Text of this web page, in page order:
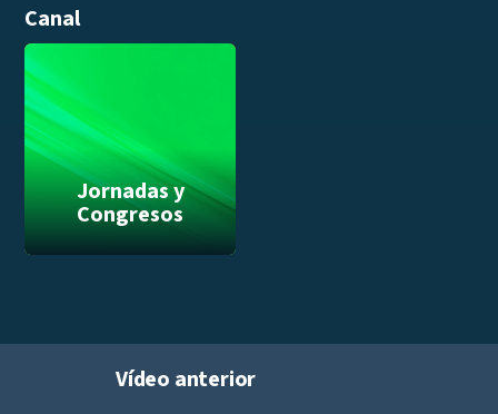
Canal
Jornadas y
Congresos
Vídeo anterior